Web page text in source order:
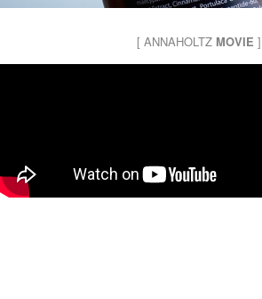
[ ANNAHOLTZ MOVIE ]